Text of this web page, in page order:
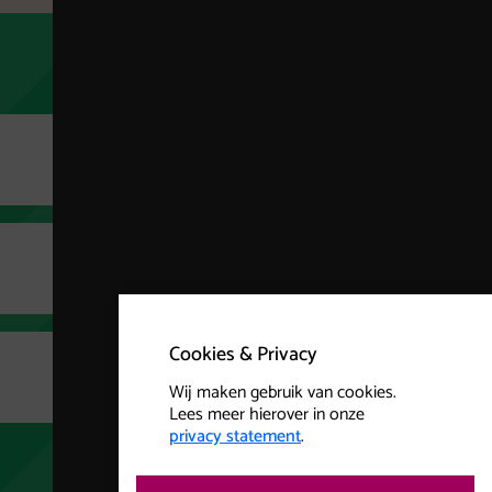
Cookies & Privacy
Wij maken gebruik van cookies.
Lees meer hierover in onze
privacy statement.